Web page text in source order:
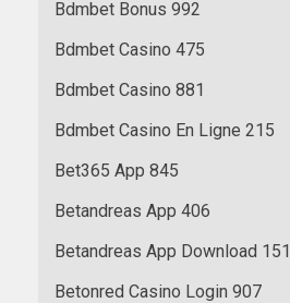
Bdmbet Bonus 992
Bdmbet Casino 475
Bdmbet Casino 881
Bdmbet Casino En Ligne 215
Bet365 App 845
Betandreas App 406
Betandreas App Download 151
Betonred Casino Login 907